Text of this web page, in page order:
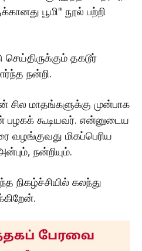
பூமி" நூல் பற்றி
செய்திருக்கும் தகடூர்
நன்றி.
சில மாதங்களுக்கு முன்பாக
பழகக் கூடியவர். என்னுடைய
வழங்குவது மிகப்பெரிய
நன்றியும்.
கலந்து